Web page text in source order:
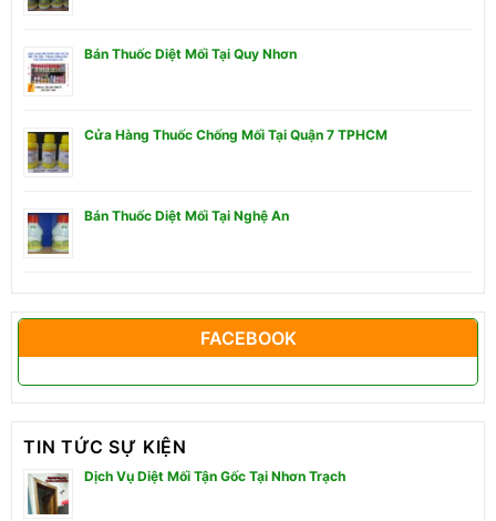
Bán Thuốc Diệt Mối Tại Quy Nhơn
Cửa Hàng Thuốc Chống Mối Tại Quận 7 TPHCM
Bán Thuốc Diệt Mối Tại Nghệ An
FACEBOOK
TIN TỨC SỰ KIỆN
Dịch Vụ Diệt Mối Tận Gốc Tại Nhơn Trạch